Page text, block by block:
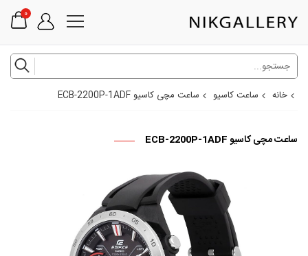
0
خانه ساعت کاسیو ساعت مچی کاسیو ECB-2200P-1ADF
ساعت مچی کاسیو ECB-2200P-1ADF